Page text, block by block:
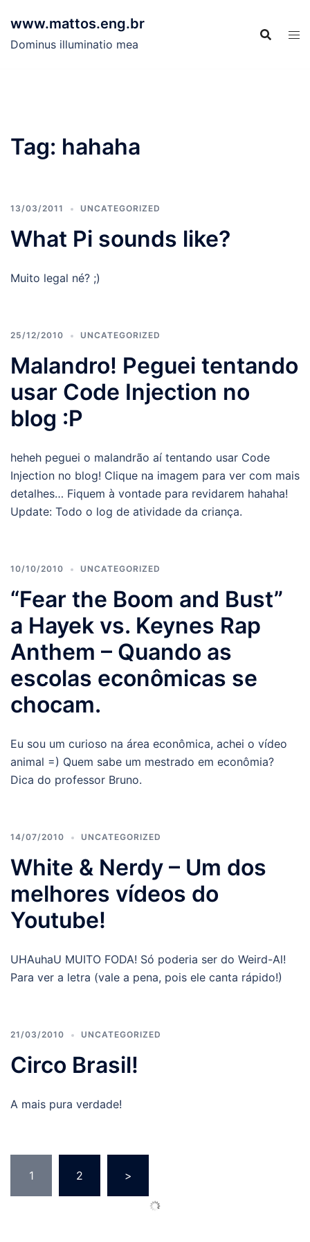
content
www.mattos.eng.br
Dominus illuminatio mea
Tag: hahaha
13/03/2011 UNCATEGORIZED
What Pi sounds like?
Muito legal né? ;)
25/12/2010 UNCATEGORIZED
Malandro! Peguei tentando
usar Code Injection no
blog :P
heheh peguei o malandrão aí tentando usar Code
Injection no blog! Clique na imagem para ver com mais
detalhes… Fiquem à vontade para revidarem hahaha!
Update: Todo o log de atividade da criança.
10/10/2010 UNCATEGORIZED
“Fear the Boom and Bust”
a Hayek vs. Keynes Rap
Anthem – Quando as
escolas econômicas se
chocam.
Eu sou um curioso na área econômica, achei o vídeo
animal =) Quem sabe um mestrado em econômia?
Dica do professor Bruno.
14/07/2010 UNCATEGORIZED
White & Nerdy – Um dos
melhores vídeos do
Youtube!
UHAuhaU MUITO FODA! Só poderia ser do Weird-Al!
Para ver a letra (vale a pena, pois ele canta rápido!)
21/03/2010 UNCATEGORIZED
Circo Brasil!
A mais pura verdade!
pagination
1 2 >